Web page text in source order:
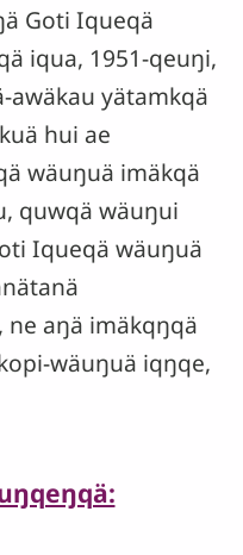
Goti Iqueqä
iqua, 1951-qeuŋi,
awäkau yätamkqä
hui ae
wäuŋuä imäkqä
quwqä wäuŋui
Iqueqä wäuŋuä
aŋä imäkqŋqä
wäuŋuä iqŋqe,